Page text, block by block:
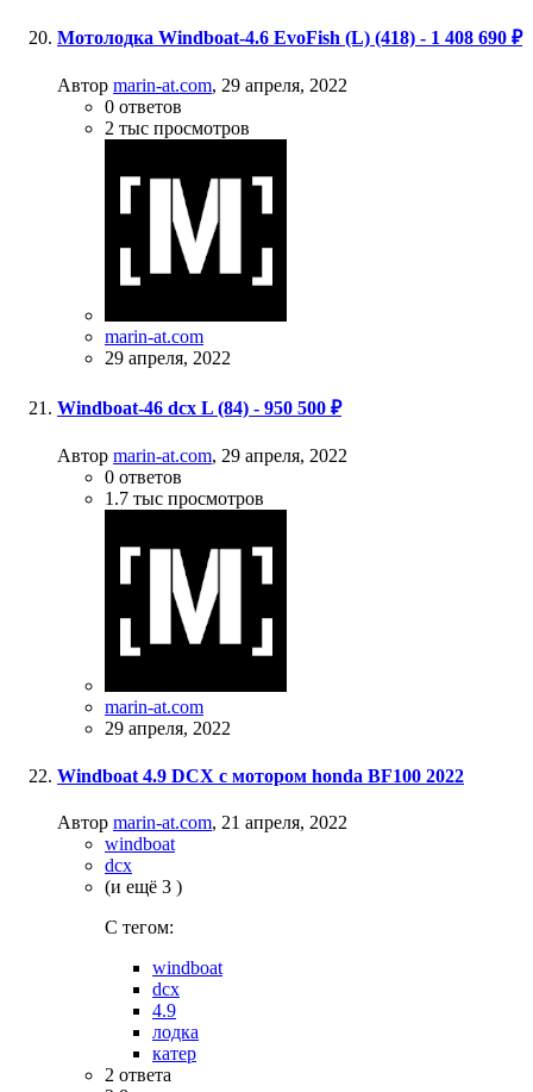
Мотолодка Windboat-4.6 EvoFish (L) (418) - 1 408 690 ₽
Автор marin-at.com, 29 апреля, 2022
0 ответов
2 тыс просмотров
marin-at.com
29 апреля, 2022
Windboat-46 dcх L (84) - 950 500 ₽
Автор marin-at.com, 29 апреля, 2022
0 ответов
1.7 тыс просмотров
marin-at.com
29 апреля, 2022
Windboat 4.9 DCX с мотором honda BF100 2022
Автор marin-at.com, 21 апреля, 2022
windboat
dcx
(и ещё 3 )
C тегом:
windboat
dcx
4.9
лодка
катер
2 ответа